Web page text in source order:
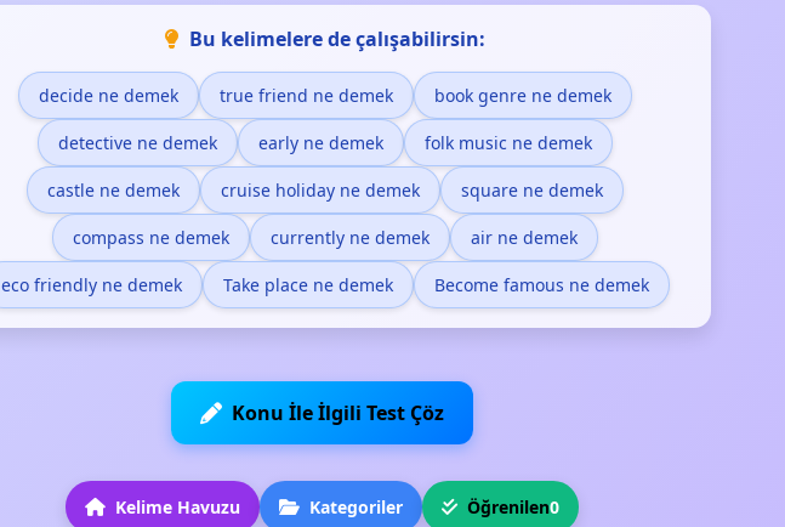
Bu kelimelere de çalışabilirsin:
decide ne demek true friend ne demek book genre ne demek
detective ne demek early ne demek folk music ne demek
castle ne demek cruise holiday ne demek square ne demek
compass ne demek currently ne demek air ne demek
eco friendly ne demek Take place ne demek Become famous ne demek
Konu İle İlgili Test Çöz
Kelime Havuzu Kategoriler Öğrenilen0